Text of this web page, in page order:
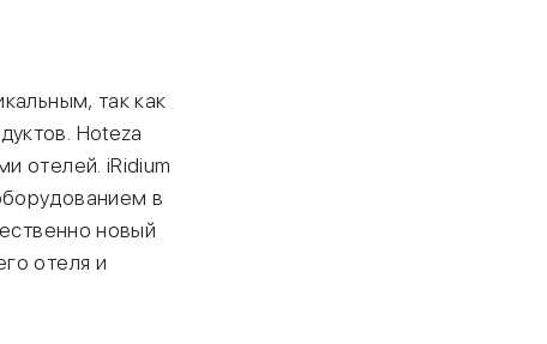
так как
Hoteza
отелей. iRidium
в
новый
отеля и